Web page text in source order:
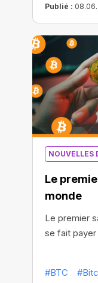
Publié :
NOUVELLES
Le
monde
Le premier
se fait
#BTC